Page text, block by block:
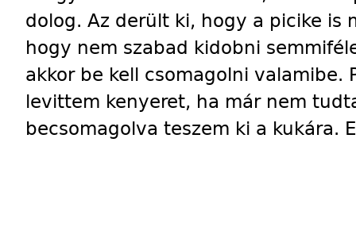
dolog. Az derült ki, hogy a picike is
hogy nem szabad kidobni
akkor be kell csomagolni valamibe.
levittem kenyeret, ha már nem
becsomagolva teszem ki a kukára.